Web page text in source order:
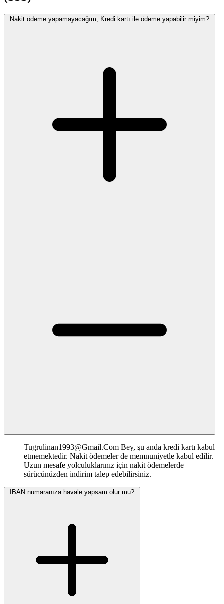
Nakit ödeme yapamayacağım, Kredi kartı ile ödeme yapabilir miyim?
Tugrulinan1993@Gmail.Com Bey, şu anda kredi kartı kabul
etmemektedir. Nakit ödemeler de memnuniyetle kabul edilir.
Uzun mesafe yolculuklarınız için nakit ödemelerde
sürücünüzden indirim talep edebilirsiniz.
IBAN numaranıza havale yapsam olur mu?